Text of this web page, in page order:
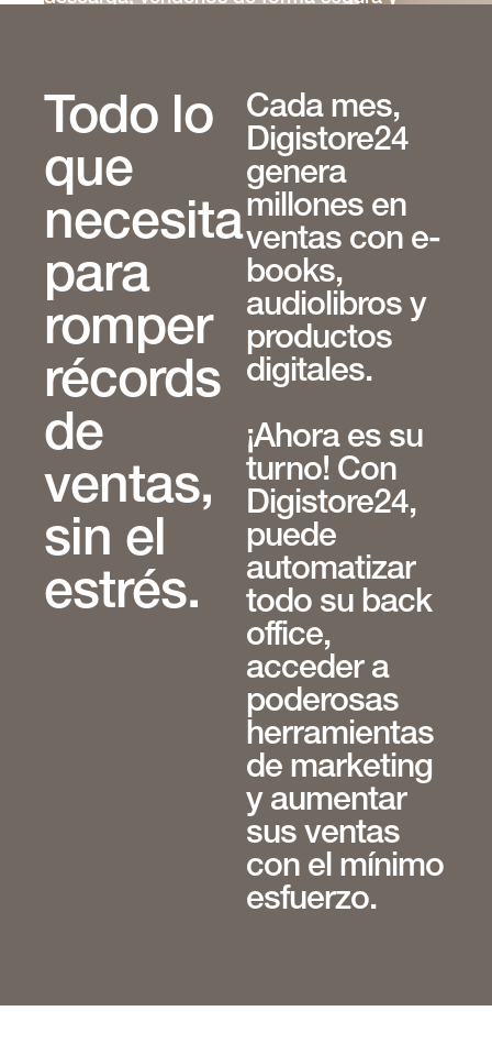
Comience Gratis
Todo lo
que
necesita
para
romper
récords
de
ventas,
sin el
estrés.
Cada mes,
Digistore24
genera
millones en
ventas con e-
books,
audiolibros y
productos
digitales.
¡Ahora es su
turno! Con
Digistore24,
puede
automatizar
todo su back
office,
acceder a
poderosas
herramientas
de marketing
y aumentar
sus ventas
con el mínimo
esfuerzo.